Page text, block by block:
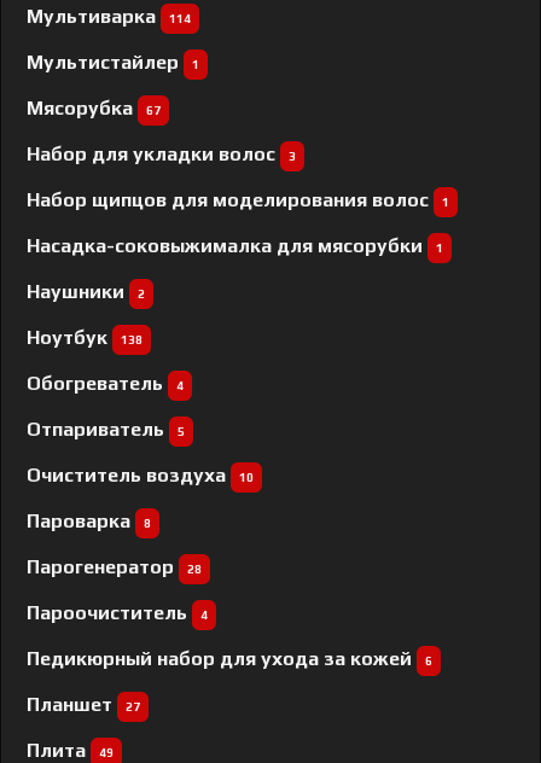
Мультиварка 114
Мультистайлер 1
Мясорубка 67
Набор для укладки волос 3
Набор щипцов для моделирования волос 1
Насадка-соковыжималка для мясорубки 1
Наушники 2
Ноутбук 138
Обогреватель 4
Отпариватель 5
Очиститель воздуха 10
Пароварка 8
Парогенератор 28
Пароочиститель 4
Педикюрный набор для ухода за кожей 6
Планшет 27
Плита 49